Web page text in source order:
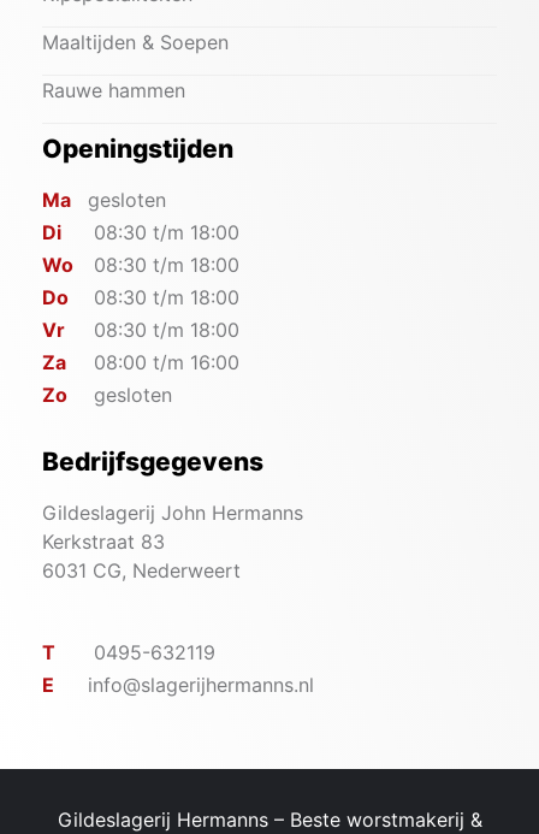
Maaltijden & Soepen
Rauwe hammen
Openingstijden
Ma
gesloten
Di
08:30 t/m 18:00
Wo
08:30 t/m 18:00
Do
08:30 t/m 18:00
Vr
08:30 t/m 18:00
Za
08:00 t/m 16:00
Zo
gesloten
Bedrijfsgegevens
Gildeslagerij John Hermanns
Kerkstraat 83
6031 CG, Nederweert
T
0495-632119
E
info@slagerijhermanns.nl
Gildeslagerij Hermanns – ​Beste worstmakerij &